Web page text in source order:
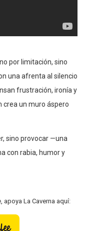
por limitación, sino
una afrenta al silencio
frustración, ironía y
crea un muro áspero
sino provocar —una
con rabia, humor y
La Caverna aquí: